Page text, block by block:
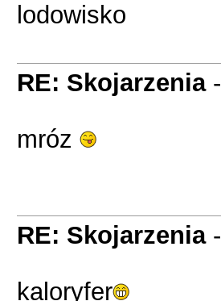
lodowisko
RE: Skojarzenia-
mróz
RE: Skojarzenia-
kaloryfer